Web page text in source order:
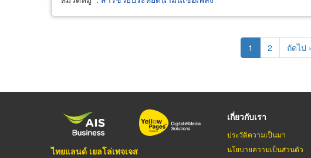
Current
page
1 Page
2
Next
page
ถัดไป ›
ไทยแลนด์ เยลโล่เพจเจส
เกี่ยวกับเรา
ประวัติความเป็นมา
นโยบายความเป็นส่วนตัว